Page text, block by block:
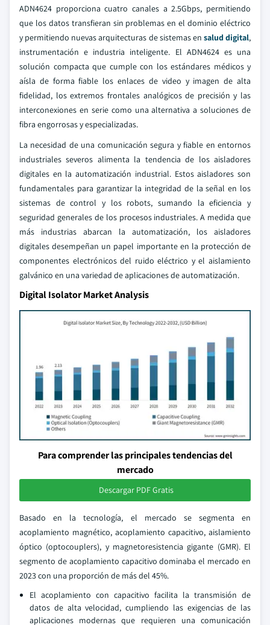
ADN4624 proporciona cuatro canales a 2.5Gbps, permitiendo
que los datos transfieran sin problemas en el dominio eléctrico
y permitiendo nuevas arquitecturas de sistemas en salud digital,
instrumentación e industria inteligente. El ADN4624 es una
solución compacta que cumple con los estándares médicos y
aísla de forma fiable los enlaces de video y imagen de alta
fidelidad, los extremos frontales analógicos de precisión y las
interconexiones en serie como una alternativa a soluciones de
fibra engorrosas y especializadas.
La necesidad de una comunicación segura y fiable en entornos
industriales severos alimenta la tendencia de los aisladores
digitales en la automatización industrial. Estos aisladores son
fundamentales para garantizar la integridad de la señal en los
sistemas de control y los robots, sumando la eficiencia y
seguridad generales de los procesos industriales. A medida que
más industrias abarcan la automatización, los aisladores
digitales desempeñan un papel importante en la protección de
componentes electrónicos del ruido eléctrico y el aislamiento
galvánico en una variedad de aplicaciones de automatización.
Digital Isolator Market Analysis
Para comprender las principales tendencias del
mercado
Descargar PDF Gratis
Basado en la tecnología, el mercado se segmenta en
acoplamiento magnético, acoplamiento capacitivo, aislamiento
óptico (optocouplers), y magnetoresistencia gigante (GMR). El
segmento de acoplamiento capacitivo dominaba el mercado en
2023 con una proporción de más del 45%.
El acoplamiento con capacitivo facilita la transmisión de
datos de alta velocidad, cumpliendo las exigencias de las
aplicaciones modernas que requieren una comunicación